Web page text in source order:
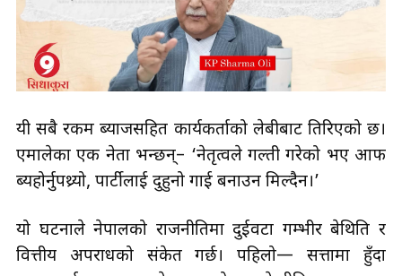
यी सबै रकम ब्याजसहित कार्यकर्ताको लेबीबाट तिरिएको छ।
एमालेका एक नेता भन्छन्– ‘नेतृत्वले गल्ती गरेको भए आफैँ
ब्यहोर्नुपथ्र्यो, पार्टीलाई दुहुनो गाई बनाउन मिल्दैन।’
यो घटनाले नेपालको राजनीतिमा दुईवटा गम्भीर बेथिति र
वित्तीय अपराधको संकेत गर्छ। पहिलो— सत्तामा हुँदा